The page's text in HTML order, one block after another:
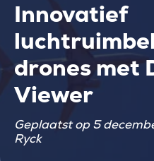
Innovatief
drones met
Viewer
Geplaatst op 5
Ryck